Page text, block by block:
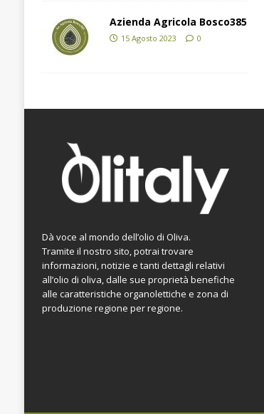
Azienda Agricola Bosco385
15 Agosto 2023 0
Dà voce al mondo dell’olio di Oliva.
Tramite il nostro sito, potrai trovare
informazioni, notizie e tanti dettagli relativi
all’olio di oliva, dalle sue proprietà benefiche
alle caratteristiche organolettiche e zona di
produzione regione per regione.